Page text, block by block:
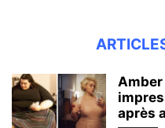
Amber
après